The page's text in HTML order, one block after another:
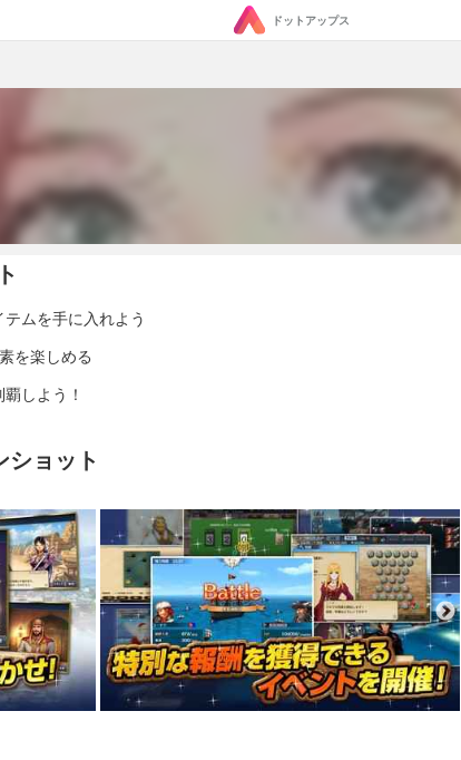
ドットアップス
ムを手に入れよう
を楽しめる
しよう！
ョット